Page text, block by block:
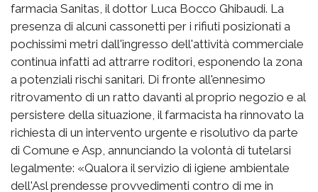
farmacia Sanitas, il dottor Luca Bocco Ghibaudi. La
presenza di alcuni cassonetti per i rifiuti posizionati a
pochissimi metri dall'ingresso dell'attività commerciale
continua infatti ad attrarre roditori, esponendo la zona
a potenziali rischi sanitari. Di fronte all'ennesimo
ritrovamento di un ratto davanti al proprio negozio e al
persistere della situazione, il farmacista ha rinnovato la
richiesta di un intervento urgente e risolutivo da parte
di Comune e Asp, annunciando la volontà di tutelarsi
legalmente: «Qualora il servizio di igiene ambientale
dell'Asl prendesse provvedimenti contro di me in